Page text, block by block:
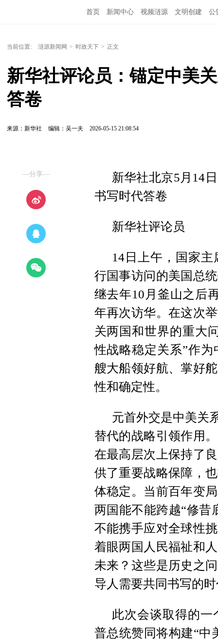
首页 新闻中心 视频涟源 文明创建 公
当前位置: 涟源新闻网 > 时政天下 > 正文
新华社评论员：锚定中美
答卷
来源：新华社 编辑：吴一夫 2026-05-15 21:08:54
—分享—
新华社北京5月14
书写时代答卷
新华社评论员
14日上午，国家
行国事访问的美国总
继去年10月釜山之后
年再次访华。在这次
关两国和世界的重大
性战略稳定关系”作
艘大船领好航、掌好
性和确定性。
元首外交是中美关
替代的战略引领作用
在最高层次上保持了
供了重要战略保障，
体稳定。当前百年变
两国能不能跨越“修昔
不能携手应对全球性
着眼两国人民福祉和
未来？这些是历史之
导人需要共同书写的
此次会谈取得的
普总统赞同将构建“中